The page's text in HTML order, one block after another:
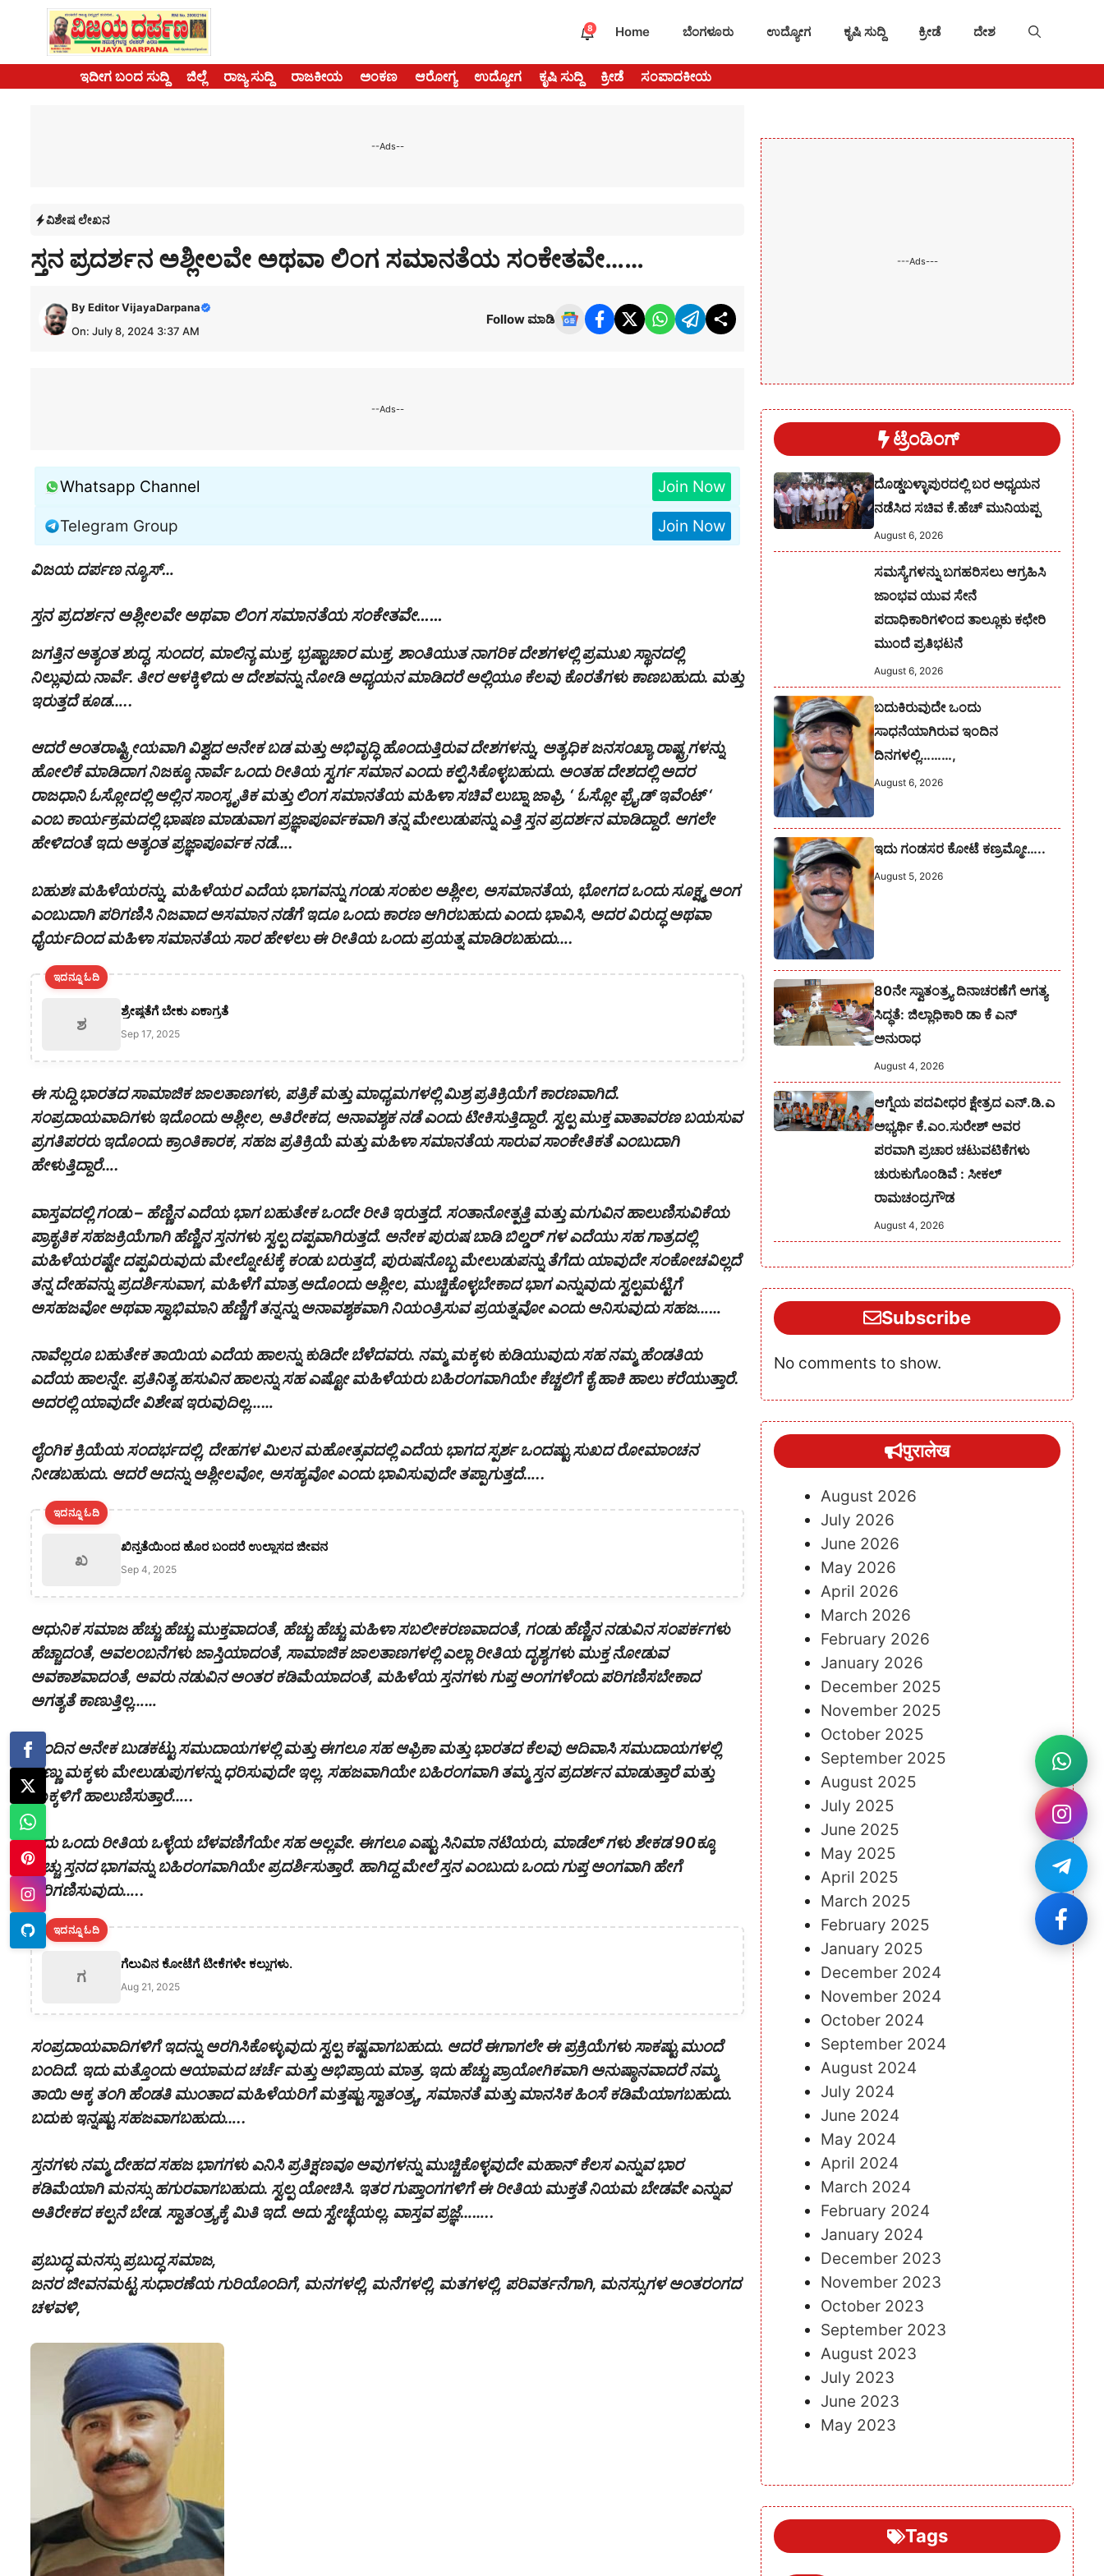
content
8 Home ಬೆಂಗಳೂರು ಉದ್ಯೋಗ ಕೃಷಿ ಸುದ್ದಿ ಕ್ರೀಡೆ ದೇಶ
ಇದೀಗ ಬಂದ ಸುದ್ದಿ ಜಿಲ್ಲೆ ರಾಜ್ಯ ಸುದ್ದಿ ರಾಜಕೀಯ ಅಂಕಣ ಆರೋಗ್ಯ ಉದ್ಯೋಗ ಕೃಷಿ ಸುದ್ದಿ ಕ್ರೀಡೆ ಸಂಪಾದಕೀಯ
--Ads--
ವಿಶೇಷ ಲೇಖನ
ಸ್ತನ ಪ್ರದರ್ಶನ ಅಶ್ಲೀಲವೇ ಅಥವಾ ಲಿಂಗ ಸಮಾನತೆಯ ಸಂಕೇತವೇ……
ByEditor VijayaDarpana
On: July 8, 2024 3:37 AM
Follow ಮಾಡಿ
--Ads--
Whatsapp Channel Join Now
Telegram Group Join Now
ವಿಜಯ ದರ್ಪಣ ನ್ಯೂಸ್…
ಸ್ತನ ಪ್ರದರ್ಶನ ಅಶ್ಲೀಲವೇ ಅಥವಾ ಲಿಂಗ ಸಮಾನತೆಯ ಸಂಕೇತವೇ……
ಜಗತ್ತಿನ ಅತ್ಯಂತ ಶುದ್ಧ, ಸುಂದರ, ಮಾಲಿನ್ಯ ಮುಕ್ತ, ಭ್ರಷ್ಟಾಚಾರ ಮುಕ್ತ, ಶಾಂತಿಯುತ ನಾಗರಿಕ ದೇಶಗಳಲ್ಲಿ ಪ್ರಮುಖ ಸ್ಥಾನದಲ್ಲಿ
ನಿಲ್ಲುವುದು ನಾರ್ವೆ‌. ತೀರ ಆಳಕ್ಕಿಳಿದು ಆ ದೇಶವನ್ನು ನೋಡಿ ಅಧ್ಯಯನ ಮಾಡಿದರೆ ಅಲ್ಲಿಯೂ ಕೆಲವು ಕೊರತೆಗಳು ಕಾಣಬಹುದು. ಮತ್ತು
ಇರುತ್ತದೆ ಕೂಡ…..
ಆದರೆ ಅಂತರಾಷ್ಟ್ರೀಯವಾಗಿ ವಿಶ್ವದ ಅನೇಕ ಬಡ ಮತ್ತು ಅಭಿವೃದ್ಧಿ ಹೊಂದುತ್ತಿರುವ ದೇಶಗಳನ್ನು, ಅತ್ಯಧಿಕ ಜನಸಂಖ್ಯಾ ರಾಷ್ಟ್ರಗಳನ್ನು
ಹೋಲಿಕೆ ಮಾಡಿದಾಗ ನಿಜಕ್ಕೂ ನಾರ್ವೆ ಒಂದು ರೀತಿಯ ಸ್ವರ್ಗ ಸಮಾನ ಎಂದು ಕಲ್ಪಿಸಿಕೊಳ್ಳಬಹುದು. ಅಂತಹ ದೇಶದಲ್ಲಿ ಅದರ
ರಾಜಧಾನಿ ಓಸ್ಲೋದಲ್ಲಿ ಅಲ್ಲಿನ ಸಾಂಸ್ಕೃತಿಕ ಮತ್ತು ಲಿಂಗ ಸಮಾನತೆಯ ಮಹಿಳಾ ಸಚಿವೆ ಲುಬ್ನಾ ಜಾಫ್ರಿ, ‘ ಓಸ್ಲೋ ಫ್ರೈಡ್ ಇವೆಂಟ್ ‘
ಎಂಬ ಕಾರ್ಯಕ್ರಮದಲ್ಲಿ ಭಾಷಣ ಮಾಡುವಾಗ ಪ್ರಜ್ಞಾಪೂರ್ವಕವಾಗಿ ತನ್ನ ಮೇಲುಡುಪನ್ನು ಎತ್ತಿ ಸ್ತನ ಪ್ರದರ್ಶನ ಮಾಡಿದ್ದಾರೆ. ಆಗಲೇ
ಹೇಳಿದಂತೆ ಇದು ಅತ್ಯಂತ ಪ್ರಜ್ಞಾಪೂರ್ವಕ ನಡೆ….
ಬಹುಶಃ ಮಹಿಳೆಯರನ್ನು, ಮಹಿಳೆಯರ ಎದೆಯ ಭಾಗವನ್ನು ಗಂಡು ಸಂಕುಲ ಅಶ್ಲೀಲ, ಅಸಮಾನತೆಯ, ಭೋಗದ ಒಂದು ಸೂಕ್ಷ್ಮ ಅಂಗ
ಎಂಬುದಾಗಿ ಪರಿಗಣಿಸಿ ನಿಜವಾದ ಅಸಮಾನ ನಡೆಗೆ ಇದೂ ಒಂದು ಕಾರಣ ಆಗಿರಬಹುದು ಎಂದು ಭಾವಿಸಿ, ಅದರ ವಿರುದ್ಧ ಅಥವಾ
ಧೈರ್ಯದಿಂದ ಮಹಿಳಾ ಸಮಾನತೆಯ ಸಾರ ಹೇಳಲು ಈ ರೀತಿಯ ಒಂದು ಪ್ರಯತ್ನ ಮಾಡಿರಬಹುದು….
ಇದನ್ನೂ ಓದಿ
ಶ
ಶ್ರೇಷ್ಠತೆಗೆ ಬೇಕು ಏಕಾಗ್ರತೆ
Sep 17, 2025
ಈ ಸುದ್ದಿ ಭಾರತದ ಸಾಮಾಜಿಕ ಜಾಲತಾಣಗಳು, ಪತ್ರಿಕೆ ಮತ್ತು ಮಾಧ್ಯಮಗಳಲ್ಲಿ ಮಿಶ್ರ ಪ್ರತಿಕ್ರಿಯೆಗೆ ಕಾರಣವಾಗಿದೆ.
ಸಂಪ್ರದಾಯವಾದಿಗಳು ಇದೊಂದು ಅಶ್ಲೀಲ, ಅತಿರೇಕದ, ಅನಾವಶ್ಯಕ ನಡೆ ಎಂದು ಟೀಕಿಸುತ್ತಿದ್ದಾರೆ. ಸ್ವಲ್ಪ ಮುಕ್ತ ವಾತಾವರಣ ಬಯಸುವ
ಪ್ರಗತಿಪರರು ಇದೊಂದು ಕ್ರಾಂತಿಕಾರಕ, ಸಹಜ ಪ್ರತಿಕ್ರಿಯೆ ಮತ್ತು ಮಹಿಳಾ ಸಮಾನತೆಯ ಸಾರುವ ಸಾಂಕೇತಿಕತೆ ಎಂಬುದಾಗಿ
ಹೇಳುತ್ತಿದ್ದಾರೆ….
ವಾಸ್ತವದಲ್ಲಿ ಗಂಡು – ಹೆಣ್ಣಿನ ಎದೆಯ ಭಾಗ ಬಹುತೇಕ ಒಂದೇ ರೀತಿ ಇರುತ್ತದೆ. ಸಂತಾನೋತ್ಪತ್ತಿ ಮತ್ತು ಮಗುವಿನ ಹಾಲುಣಿಸುವಿಕೆಯ
ಪ್ರಾಕೃತಿಕ ಸಹಜಕ್ರಿಯೆಗಾಗಿ ಹೆಣ್ಣಿನ ಸ್ತನಗಳು ಸ್ವಲ್ಪ ದಪ್ಪವಾಗಿರುತ್ತದೆ. ಅನೇಕ ಪುರುಷ ಬಾಡಿ ಬಿಲ್ಡರ್ ಗಳ ಎದೆಯು ಸಹ ಗಾತ್ರದಲ್ಲಿ
ಮಹಿಳೆಯರಷ್ಟೇ ದಪ್ಪವಿರುವುದು ಮೇಲ್ನೋಟಕ್ಕೆ ಕಂಡು ಬರುತ್ತದೆ, ಪುರುಷನೊಬ್ಬ ಮೇಲುಡುಪನ್ನು ತೆಗೆದು ಯಾವುದೇ ಸಂಕೋಚವಿಲ್ಲದೆ
ತನ್ನ ದೇಹವನ್ನು ಪ್ರದರ್ಶಿಸುವಾಗ, ಮಹಿಳೆಗೆ ಮಾತ್ರ ಅದೊಂದು ಅಶ್ಲೀಲ, ಮುಚ್ಚಿಕೊಳ್ಳಬೇಕಾದ ಭಾಗ ಎನ್ನುವುದು ಸ್ವಲ್ಪಮಟ್ಟಿಗೆ
ಅಸಹಜವೋ ಅಥವಾ ಸ್ವಾಭಿಮಾನಿ ಹೆಣ್ಣಿಗೆ ತನ್ನನ್ನು ಅನಾವಶ್ಯಕವಾಗಿ ನಿಯಂತ್ರಿಸುವ ಪ್ರಯತ್ನವೋ ಎಂದು ಅನಿಸುವುದು ಸಹಜ……
ನಾವೆಲ್ಲರೂ ಬಹುತೇಕ ತಾಯಿಯ ಎದೆಯ ಹಾಲನ್ನು ಕುಡಿದೇ ಬೆಳೆದವರು. ನಮ್ಮ ಮಕ್ಕಳು ಕುಡಿಯುವುದು ಸಹ ನಮ್ಮ ಹೆಂಡತಿಯ
ಎದೆಯ ಹಾಲನ್ನೇ. ಪ್ರತಿನಿತ್ಯ ಹಸುವಿನ ಹಾಲನ್ನು ಸಹ ಎಷ್ಟೋ ಮಹಿಳೆಯರು ಬಹಿರಂಗವಾಗಿಯೇ ಕೆಚ್ಚಲಿಗೆ ಕೈ ಹಾಕಿ ಹಾಲು ಕರೆಯುತ್ತಾರೆ.
ಅದರಲ್ಲಿ ಯಾವುದೇ ವಿಶೇಷ ಇರುವುದಿಲ್ಲ……
ಲೈಂಗಿಕ ಕ್ರಿಯೆಯ ಸಂದರ್ಭದಲ್ಲಿ, ದೇಹಗಳ ಮಿಲನ ಮಹೋತ್ಸವದಲ್ಲಿ ಎದೆಯ ಭಾಗದ ಸ್ಪರ್ಶ ಒಂದಷ್ಟು ಸುಖದ ರೋಮಾಂಚನ
ನೀಡಬಹುದು. ಆದರೆ ಅದನ್ನು ಅಶ್ಲೀಲವೋ, ಅಸಹ್ಯವೋ ಎಂದು ಭಾವಿಸುವುದೇ ತಪ್ಪಾಗುತ್ತದೆ…..
ಇದನ್ನೂ ಓದಿ
ಖ
ಖಿನ್ನತೆಯಿಂದ ಹೊರ ಬಂದರೆ ಉಲ್ಲಾಸದ ಜೀವನ
Sep 4, 2025
ಆಧುನಿಕ ಸಮಾಜ ಹೆಚ್ಚು ಹೆಚ್ಚು ಮುಕ್ತವಾದಂತೆ, ಹೆಚ್ಚು ಹೆಚ್ಚು ಮಹಿಳಾ ಸಬಲೀಕರಣವಾದಂತೆ, ಗಂಡು ಹೆಣ್ಣಿನ ನಡುವಿನ ಸಂಪರ್ಕಗಳು
ಹೆಚ್ಚಾದಂತೆ, ಅವಲಂಬನೆಗಳು ಜಾಸ್ತಿಯಾದಂತೆ, ಸಾಮಾಜಿಕ ಜಾಲತಾಣಗಳಲ್ಲಿ ಎಲ್ಲಾ ರೀತಿಯ ದೃಶ್ಯಗಳು ಮುಕ್ತ ನೋಡುವ
ಅವಕಾಶವಾದಂತೆ, ಅವರು ನಡುವಿನ ಅಂತರ ಕಡಿಮೆಯಾದಂತೆ, ಮಹಿಳೆಯ ಸ್ತನಗಳು ಗುಪ್ತ ಅಂಗಗಳೆಂದು ಪರಿಗಣಿಸಬೇಕಾದ
ಅಗತ್ಯತೆ ಕಾಣುತ್ತಿಲ್ಲ……
ಹಿಂದಿನ ಅನೇಕ ಬುಡಕಟ್ಟು ಸಮುದಾಯಗಳಲ್ಲಿ ಮತ್ತು ಈಗಲೂ ಸಹ ಆಫ್ರಿಕಾ ಮತ್ತು ಭಾರತದ ಕೆಲವು ಆದಿವಾಸಿ ಸಮುದಾಯಗಳಲ್ಲಿ
ಹೆಣ್ಣು ಮಕ್ಕಳು ಮೇಲುಡುಪುಗಳನ್ನು ಧರಿಸುವುದೇ ಇಲ್ಲ. ಸಹಜವಾಗಿಯೇ ಬಹಿರಂಗವಾಗಿ ತಮ್ಮ ಸ್ತನ ಪ್ರದರ್ಶನ ಮಾಡುತ್ತಾರೆ ಮತ್ತು
ಮಕ್ಕಳಿಗೆ ಹಾಲುಣಿಸುತ್ತಾರೆ…..
ಇದು ಒಂದು ರೀತಿಯ ಒಳ್ಳೆಯ ಬೆಳವಣಿಗೆಯೇ ಸಹ ಅಲ್ಲವೇ. ಈಗಲೂ ಎಷ್ಟು ಸಿನಿಮಾ ನಟಿಯರು, ಮಾಡೆಲ್ ಗಳು ಶೇಕಡ 90ಕ್ಕೂ
ಹೆಚ್ಚು ಸ್ತನದ ಭಾಗವನ್ನು ಬಹಿರಂಗವಾಗಿಯೇ ಪ್ರದರ್ಶಿಸುತ್ತಾರೆ. ಹಾಗಿದ್ದ ಮೇಲೆ ಸ್ತನ ಎಂಬುದು ಒಂದು ಗುಪ್ತ ಅಂಗವಾಗಿ ಹೇಗೆ
ಪರಿಗಣಿಸುವುದು…..
ಇದನ್ನೂ ಓದಿ
ಗ
ಗೆಲುವಿನ ಕೋಟೆಗೆ ಟೀಕೆಗಳೇ ಕಲ್ಲುಗಳು.
Aug 21, 2025
ಸಂಪ್ರದಾಯವಾದಿಗಳಿಗೆ ಇದನ್ನು ಅರಗಿಸಿಕೊಳ್ಳುವುದು ಸ್ವಲ್ಪ ಕಷ್ಟವಾಗಬಹುದು. ಆದರೆ ಈಗಾಗಲೇ ಈ ಪ್ರಕ್ರಿಯೆಗಳು ಸಾಕಷ್ಟು ಮುಂದೆ
ಬಂದಿದೆ. ಇದು ಮತ್ತೊಂದು ಆಯಾಮದ ಚರ್ಚೆ ಮತ್ತು ಅಭಿಪ್ರಾಯ ಮಾತ್ರ. ಇದು ಹೆಚ್ಚು ಪ್ರಾಯೋಗಿಕವಾಗಿ ಅನುಷ್ಠಾನವಾದರೆ ನಮ್ಮ
ತಾಯಿ ಅಕ್ಕ ತಂಗಿ ಹೆಂಡತಿ ಮುಂತಾದ ಮಹಿಳೆಯರಿಗೆ ಮತ್ತಷ್ಟು ಸ್ವಾತಂತ್ರ್ಯ, ಸಮಾನತೆ ಮತ್ತು ಮಾನಸಿಕ ಹಿಂಸೆ ಕಡಿಮೆಯಾಗಬಹುದು.
ಬದುಕು ಇನ್ನಷ್ಟು ಸಹಜವಾಗಬಹುದು…..
ಸ್ತನಗಳು ನಮ್ಮ ದೇಹದ ಸಹಜ ಭಾಗಗಳು ಎನಿಸಿ ಪ್ರತಿಕ್ಷಣವೂ ಅವುಗಳನ್ನು ಮುಚ್ಚಿಕೊಳ್ಳವುದೇ ಮಹಾನ್ ಕೆಲಸ ಎನ್ನುವ ಭಾರ
ಕಡಿಮೆಯಾಗಿ ಮನಸ್ಸು ಹಗುರವಾಗಬಹುದು. ಸ್ವಲ್ಪ ಯೋಚಿಸಿ. ಇತರ ಗುಪ್ತಾಂಗಗಳಿಗೆ ಈ ರೀತಿಯ ಮುಕ್ತತೆ ನಿಯಮ ಬೇಡವೇ ಎನ್ನುವ
ಅತಿರೇಕದ ಕಲ್ಪನೆ ಬೇಡ. ಸ್ವಾತಂತ್ರ್ಯಕ್ಕೆ ಮಿತಿ ಇದೆ. ಅದು ಸ್ವೇಚ್ಛೆಯಲ್ಲ. ವಾಸ್ತವ ಪ್ರಜ್ಞೆ……..
ಪ್ರಬುದ್ಧ ಮನಸ್ಸು ಪ್ರಬುದ್ಧ ಸಮಾಜ,
ಜನರ ಜೀವನಮಟ್ಟ ಸುಧಾರಣೆಯ ಗುರಿಯೊಂದಿಗೆ, ಮನಗಳಲ್ಲಿ, ಮನೆಗಳಲ್ಲಿ, ಮತಗಳಲ್ಲಿ, ಪರಿವರ್ತನೆಗಾಗಿ, ಮನಸ್ಸುಗಳ ಅಂತರಂಗದ
ಚಳವಳಿ,
---Ads---
ಟ್ರೆಂಡಿಂಗ್
ದೊಡ್ಡಬಳ್ಳಾಪುರದಲ್ಲಿ ಬರ ಅಧ್ಯಯನ
ನಡೆಸಿದ ಸಚಿವ ಕೆ.ಹೆಚ್ ಮುನಿಯಪ್ಪ
August 6, 2026
ಸಮಸ್ಯೆಗಳನ್ನು ಬಗಹರಿಸಲು ಆಗ್ರಹಿಸಿ
ಜಾಂಭವ ಯುವ ಸೇನೆ
ಪದಾಧಿಕಾರಿಗಳಿಂದ ತಾಲ್ಲೂಕು ಕಛೇರಿ
ಮುಂದೆ ಪ್ರತಿಭಟನೆ
August 6, 2026
ಬದುಕಿರುವುದೇ ಒಂದು
ಸಾಧನೆಯಾಗಿರುವ ಇಂದಿನ
ದಿನಗಳಲ್ಲಿ………,
August 6, 2026
ಇದು ಗಂಡಸರ ಕೋಟೆ ಕಣ್ರಮ್ಮೋ…..
August 5, 2026
80ನೇ ಸ್ವಾತಂತ್ರ್ಯ ದಿನಾಚರಣೆಗೆ ಅಗತ್ಯ
ಸಿದ್ಧತೆ: ಜಿಲ್ಲಾಧಿಕಾರಿ ಡಾ ಕೆ ಎನ್
ಅನುರಾಧ
August 4, 2026
ಆಗ್ನೆಯ ಪದವೀಧರ ಕ್ಷೇತ್ರದ ಎನ್.ಡಿ.ಎ
ಅಭ್ಯರ್ಥಿ ಕೆ.ಎಂ.ಸುರೇಶ್‌ ಅವರ
ಪರವಾಗಿ ಪ್ರಚಾರ ಚಟುವಟಿಕೆಗಳು
ಚುರುಕುಗೊಂಡಿವೆ : ಸೀಕಲ್
ರಾಮಚಂದ್ರಗೌಡ
August 4, 2026
Subscribe
No comments to show.
पुरालेख
August 2026
July 2026
June 2026
May 2026
April 2026
March 2026
February 2026
January 2026
December 2025
November 2025
October 2025
September 2025
August 2025
July 2025
June 2025
May 2025
April 2025
March 2025
February 2025
January 2025
December 2024
November 2024
October 2024
September 2024
August 2024
July 2024
June 2024
May 2024
April 2024
March 2024
February 2024
January 2024
December 2023
November 2023
October 2023
September 2023
August 2023
July 2023
June 2023
May 2023
Tags